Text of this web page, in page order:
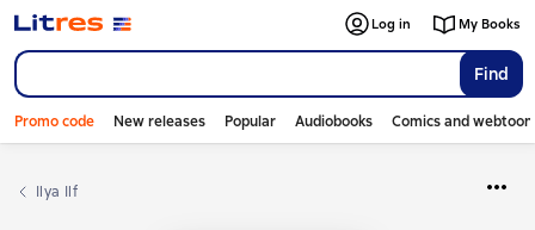
Find
Log in My Books
Promo code New releases Popular Audiobooks Comics and
Ilya Ilf